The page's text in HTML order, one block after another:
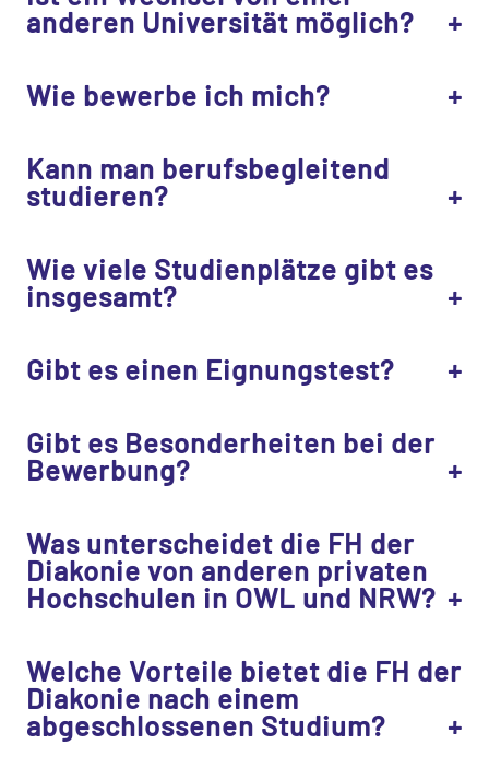
anderen Universität möglich?
Wie bewerbe ich mich?
Kann man berufsbegleitend
studieren?
Wie viele Studienplätze gibt es
insgesamt?
Gibt es einen Eignungstest?
Gibt es Besonderheiten bei der
Bewerbung?
Was unterscheidet die FH der
Diakonie von anderen privaten
Hochschulen in OWL und NRW?
Welche Vorteile bietet die FH der
Diakonie nach einem
abgeschlossenen Studium?